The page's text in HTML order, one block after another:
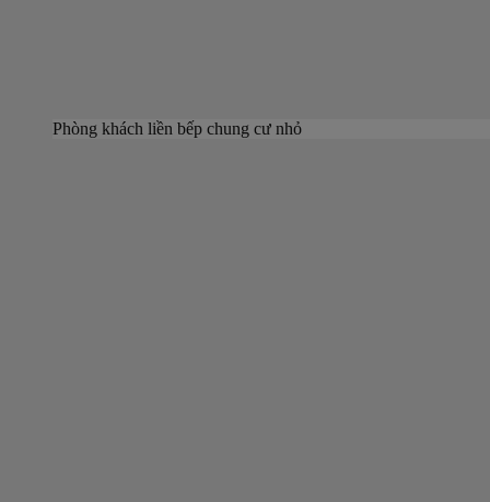
Phòng khách liền bếp chung cư nhỏ